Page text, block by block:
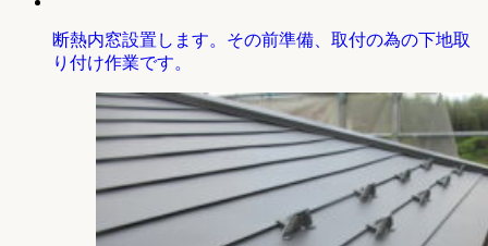
断熱内窓設置します。その前準備、取付の為の下地取
り付け作業です。